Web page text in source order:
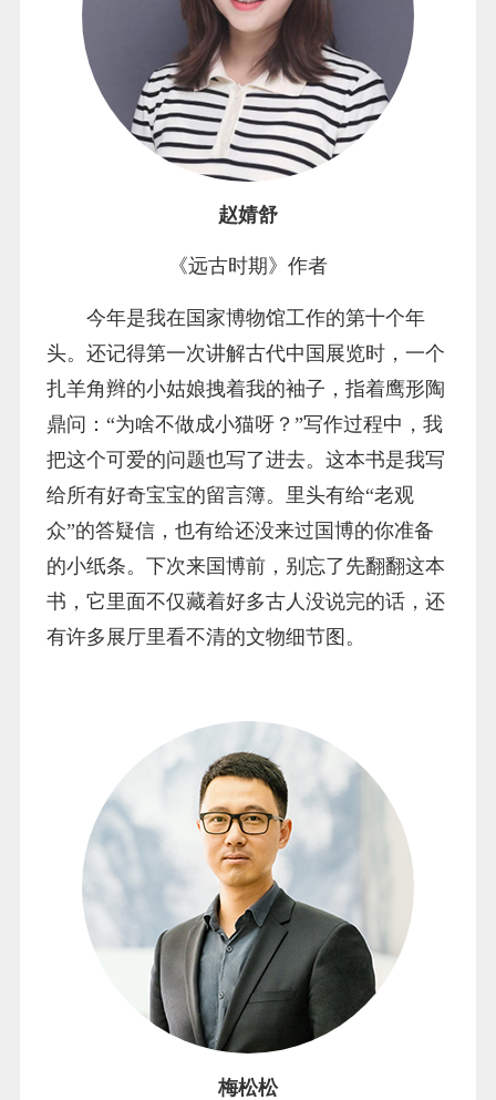
赵婧舒
《远古时期》作者
今年是我在国家博物馆工作的第十个年
头。还记得第一次讲解古代中国展览时，一个
扎羊角辫的小姑娘拽着我的袖子，指着鹰形陶
鼎问：“为啥不做成小猫呀？”写作过程中，我
把这个可爱的问题也写了进去。这本书是我写
给所有好奇宝宝的留言簿。里头有给“老观
众”的答疑信，也有给还没来过国博的你准备
的小纸条。下次来国博前，别忘了先翻翻这本
书，它里面不仅藏着好多古人没说完的话，还
有许多展厅里看不清的文物细节图。
梅松松